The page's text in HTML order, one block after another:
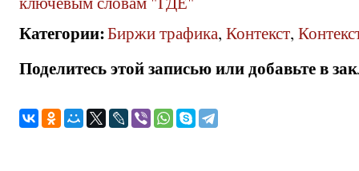
Категории:Биржи трафика,Контекст,
Поделитесь этой записью или добавьте в